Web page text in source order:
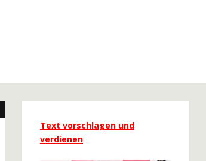
Text vorschlagen und
verdienen